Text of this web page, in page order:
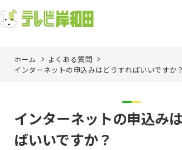
ホーム
お客様サポート
ホーム
よくある質問
インターネットの申込みはどうすればいいですか？
インターネットの申込み
ばいいですか？